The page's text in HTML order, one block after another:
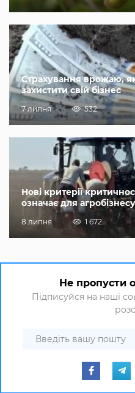
Страхування врожаю,
захистити свій бізнес
7 липня 532
Нові критерії
означає для агробізнесу
8 липня 1 672
Не пропусти
Підписуйся на наші